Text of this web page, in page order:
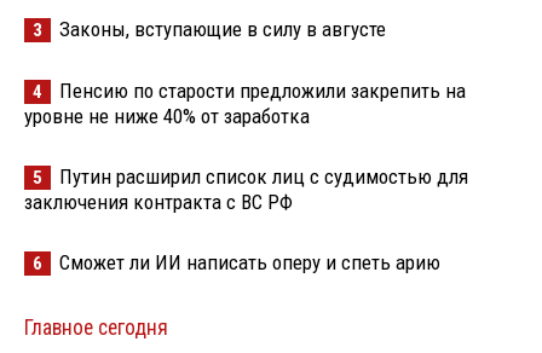
3 Законы, вступающие в силу в августе
4
Пенсию по старости предложили закрепить на
уровне не ниже 40% от заработка
5
Путин расширил список лиц с судимостью для
заключения контракта с ВС РФ
6 Сможет ли ИИ написать оперу и спеть арию
Главное сегодня